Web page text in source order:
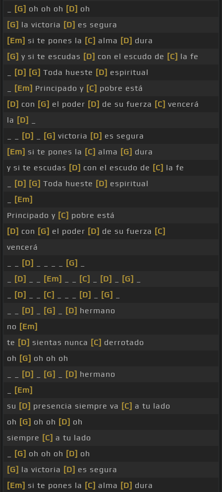
[G] oh oh oh [D] oh
[G] la victoria [D] es segura
[Em] si te pones la [C] alma [D] dura
[G] y si te escudas [D] con el escudo de [C] la fe
[D] [G] Toda hueste [D] espiritual
[Em] Principado y [C] pobre está
[D] con [G] el poder [D] de su fuerza [C] vencerá
la [D]
[D] [G] victoria [D] es segura
[Em] si te pones la [C] alma [G] dura
y si te escudas [D] con el escudo de [C] la fe
[D] [G] Toda hueste [D] espiritual
[Em]
Principado y [C] pobre está
[D] con [G] el poder [D] de su fuerza [C]
vencerá
[D] [G]
[D] [Em] [C] [D] [G]
[D] [C] [D] [G]
[D] [G] [D] hermano
no [Em]
te [D] sientas nunca [C] derrotado
oh [G] oh oh oh
[D] [G] [D] hermano
[Em]
su [D] presencia siempre va [C] a tu lado
oh [G] oh oh [D] oh
siempre [C] a tu lado
[G] oh oh oh [D] oh
[G] la victoria [D] es segura
[Em] si te pones la [C] alma [D] dura